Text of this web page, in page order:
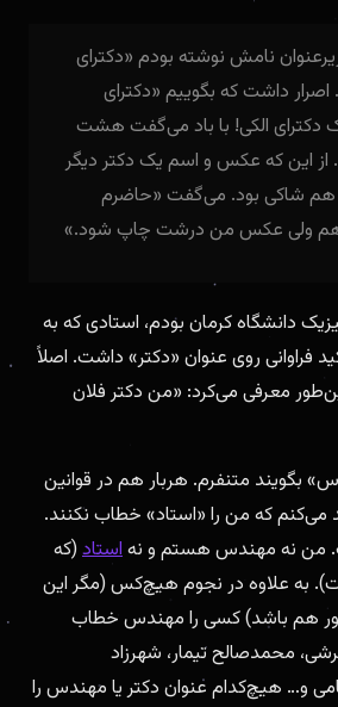
نامش نوشته بودم «دکترای
داشت که بگوییم «دکترای
دکترای الکی! با باد می‌گفت هشت
این که عکس و اسم یک دکتر دیگر
شاکی بود. می‌گفت «حاضرم
ولی عکس من درشت چاپ شود.»
دانشگاه کرمان بودم، استادی که به
فراوانی روی عنوان «دکتر» داشت. اصلاً
معرفی می‌کرد: «من دکتر فلان
بگویند متنفرم. هربار هم در قوانین
که من را «استاد» خطاب نکنند.
من نه مهندس هستم و نهاستاد(که
به علاوه در نجوم هیچ‌کس (مگر این
هم باشد) کسی را مهندس خطاب
محمدصالح تیمار، شهرزاد
و… هیچ‌کدام عنوان دکتر یا مهندس را